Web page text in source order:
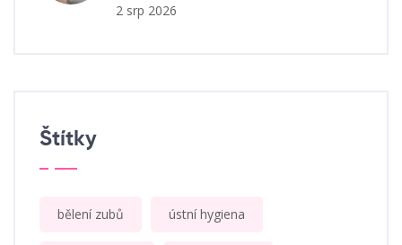
2 srp 2026
Štítky
bělení zubů ústní hygiena